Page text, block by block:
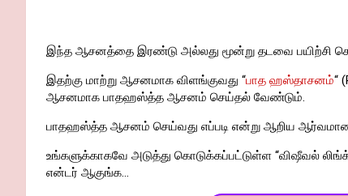
இந்த ஆசனத்தை இரண்டு அல்லது மூன்று தடவை பயிற்சி
இதற்கு மாற்று ஆசனமாக விளங்குவது “பாத ஹஸ்தாசனம்“
ஆசனமாக பாதஹஸ்த்த ஆசனம் செய்தல் வேண்டும்.
பாதஹஸ்த்த ஆசனம் செய்வது எப்படி என்று ஆறிய
உங்களுக்காகவே அடுத்து கொடுக்கப்பட்டுள்ள “விஷீவல்
என்டர் ஆகுங்க…